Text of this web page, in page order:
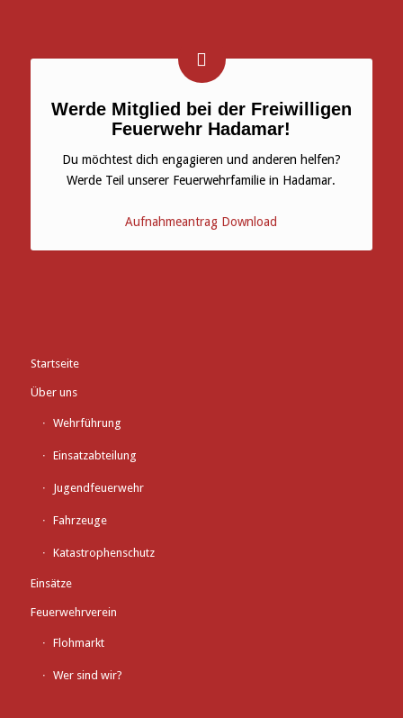
Werde Mitglied bei der Freiwilligen
Feuerwehr Hadamar!
Du möchtest dich engagieren und anderen helfen?
Werde Teil unserer Feuerwehrfamilie in Hadamar.
Aufnahmeantrag Download
Startseite
Über uns
Wehrführung
Einsatzabteilung
Jugendfeuerwehr
Fahrzeuge
Katastrophenschutz
Einsätze
Feuerwehrverein
Flohmarkt
Wer sind wir?